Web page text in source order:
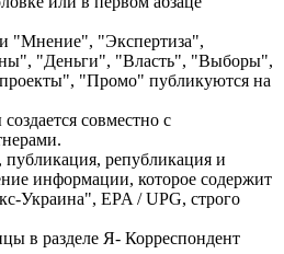
"Мнение", "Экспертиза",
"Деньги", "Власть", "Выборы",
"Промо" публикуются на
совместно с
републикация и
информации, которое содержит
Украина", EPA / UPG, строго
в разделе Я- Корреспондент